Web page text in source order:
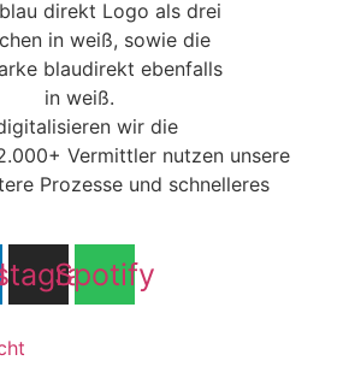
wir die
Vermittler nutzen unsere
Prozesse und schnelleres
Spotify